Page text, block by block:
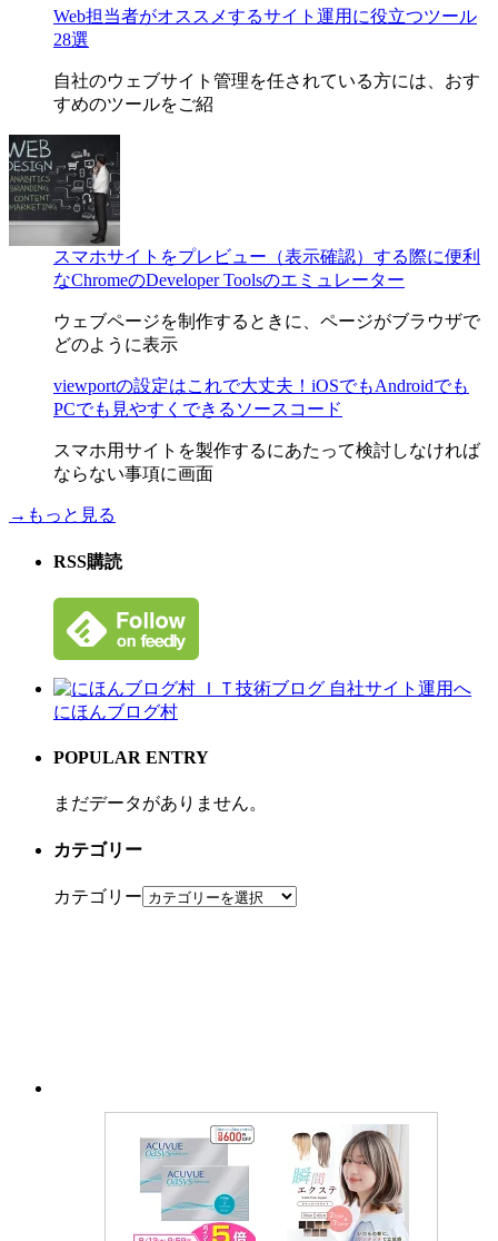
Web担当者がオススメするサイト運用に役立つツール
28選
自社のウェブサイト管理を任されている方には、おす
すめのツールをご紹
スマホサイトをプレビュー（表示確認）する際に便利
なChromeのDeveloper Toolsのエミュレーター
ウェブページを制作するときに、ページがブラウザで
どのように表示
viewportの設定はこれで大丈夫！iOSでもAndroidでも
PCでも見やすくできるソースコード
スマホ用サイトを製作するにあたって検討しなければ
ならない事項に画面
→もっと見る
RSS購読
にほんブログ村
POPULAR ENTRY
まだデータがありません。
カテゴリー
カテゴリー